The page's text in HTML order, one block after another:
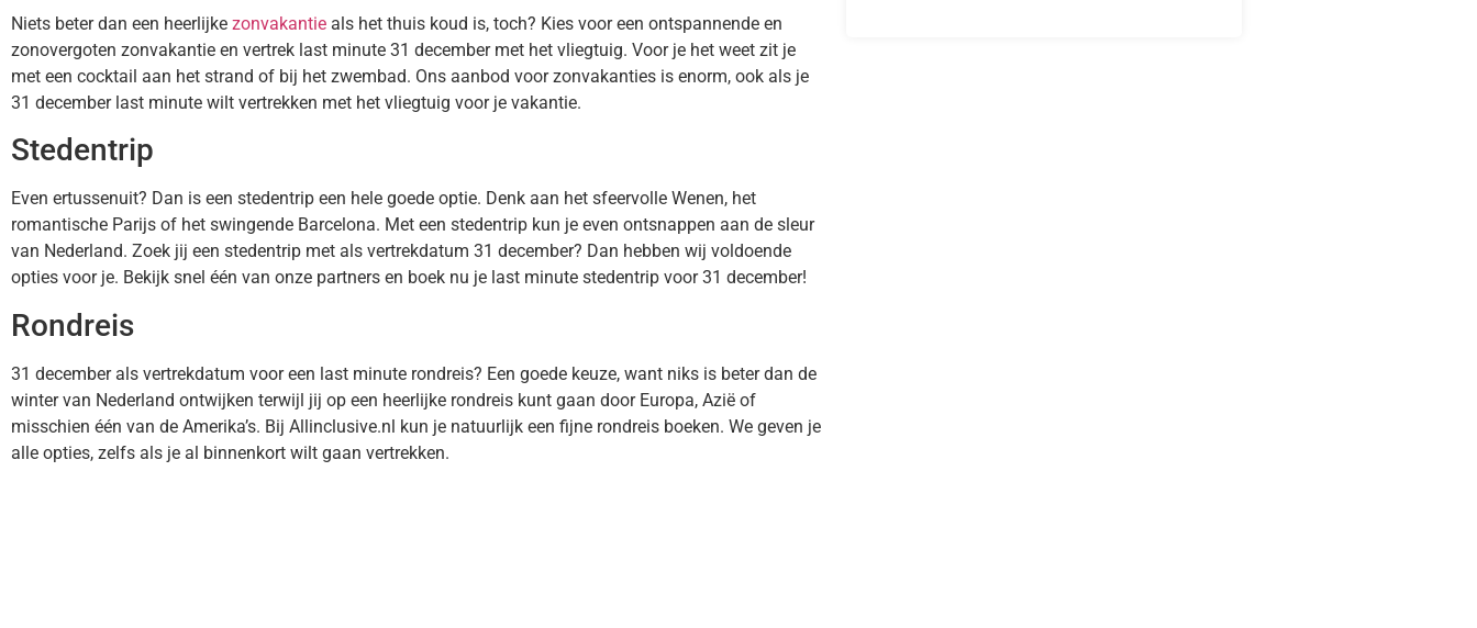
Niets beter dan een heerlijke zonvakantie als het thuis koud is, toch? Kies voor een ontspannende en
zonovergoten zonvakantie en vertrek last minute 31 december met het vliegtuig. Voor je het weet zit je
met een cocktail aan het strand of bij het zwembad. Ons aanbod voor zonvakanties is enorm, ook als je
31 december last minute wilt vertrekken met het vliegtuig voor je vakantie.
Stedentrip
Even ertussenuit? Dan is een stedentrip een hele goede optie. Denk aan het sfeervolle Wenen, het
romantische Parijs of het swingende Barcelona. Met een stedentrip kun je even ontsnappen aan de sleur
van Nederland. Zoek jij een stedentrip met als vertrekdatum 31 december? Dan hebben wij voldoende
opties voor je. Bekijk snel één van onze partners en boek nu je last minute stedentrip voor 31 december!
Rondreis
31 december als vertrekdatum voor een last minute rondreis? Een goede keuze, want niks is beter dan de
winter van Nederland ontwijken terwijl jij op een heerlijke rondreis kunt gaan door Europa, Azië of
misschien één van de Amerika’s. Bij Allinclusive.nl kun je natuurlijk een fijne rondreis boeken. We geven je
alle opties, zelfs als je al binnenkort wilt gaan vertrekken.